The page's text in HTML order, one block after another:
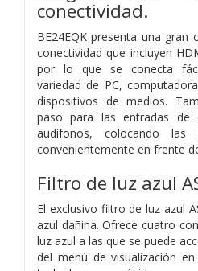
conectividad.
BE24EQK presenta una gran
conectividad que incluyen
por lo que se conecta
variedad de PC,
dispositivos de medios.
paso para las entradas
audífonos, colocando las
convenientemente en frente
Filtro de luz azul
El exclusivo filtro de luz azul
azul dañina. Ofrece cuatro
luz azul a las que se puede
del menú de visualización